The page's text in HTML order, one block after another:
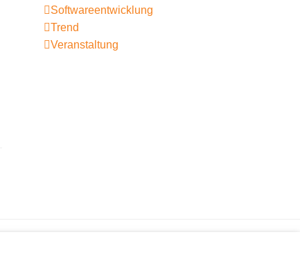
Softwareentwicklung
Trend
Veranstaltung